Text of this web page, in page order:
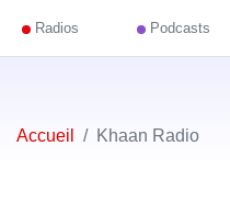
Radios Podcasts
Accueil Khaan Radio